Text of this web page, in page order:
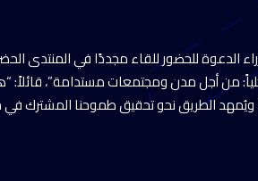
الدعوة للحضور للقاء مجددًا في المنتدى
من أجل مدن ومجتمعات مستدامة”، قائلاً:
ويُمهد الطريق نحو تحقيق طموحنا